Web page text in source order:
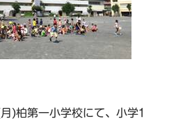
柏第一小学校にて、小学1